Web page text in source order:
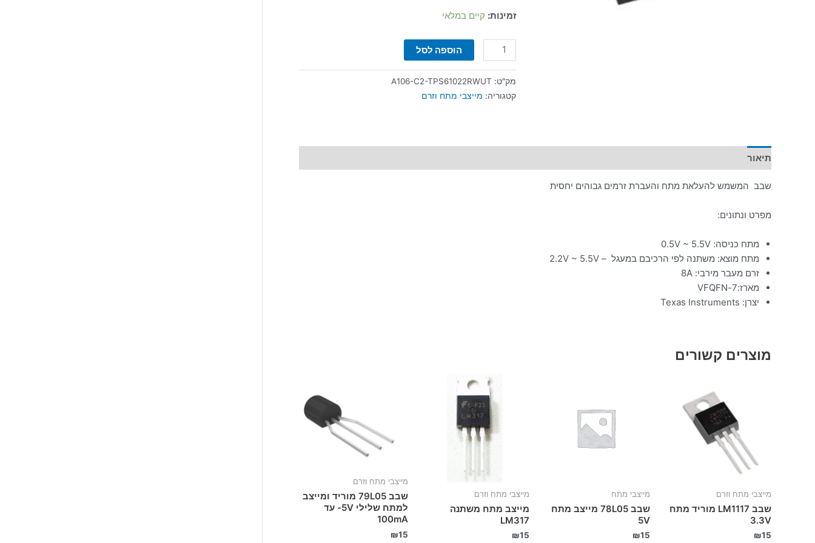
זמינות: קיים במלאי
הוספה לסל
מק"ט: A106-C2-TPS61022RWUT
קטגוריה: מייצבי מתח וזרם
תיאור
שבב המשמש להעלאת מתח והעברת זרמים גבוהים יחסית
מפרט ונתונים:
מתח כניסה: 0.5V ~ 5.5V
מתח מוצא: משתנה לפי הרכיבם במעגל – 2.2V ~ 5.5V
זרם מעבר מירבי: 8A
מארז:7-VFQFN
יצרן: Texas Instruments
מוצרים קשורים
מייצבי מתח וזרם
שבב LM1117 מוריד מתח
3.3V
₪15
מייצבי מתח
שבב 78L05 מייצב מתח
5V
₪15
מייצבי מתח וזרם
מייצב מתח משתנה
LM317
₪15
מייצבי מתח וזרם
שבב 79L05 מוריד ומייצב
למתח שלילי 5V- עד
100mA
₪15